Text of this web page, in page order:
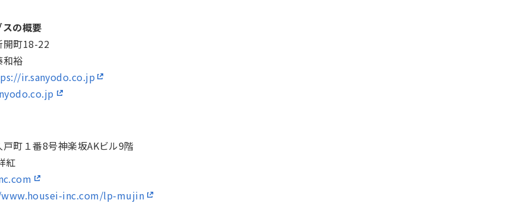
の概要
開町18-22
裕
ir.sanyodo.co.jp
町１番8号神楽坂AKビル9階
紅
inc.com/lp-mujin